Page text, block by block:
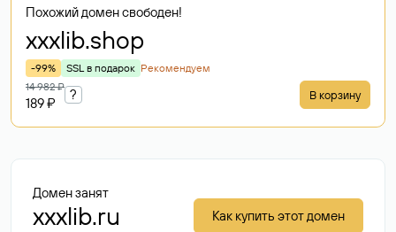
Похожий домен свободен!
xxxlib.shop
-99% SSL в подарок Рекомендуем
14 982 ₽
189 ₽
? В корзину
Домен занят
xxxlib.ru Как купить этот домен